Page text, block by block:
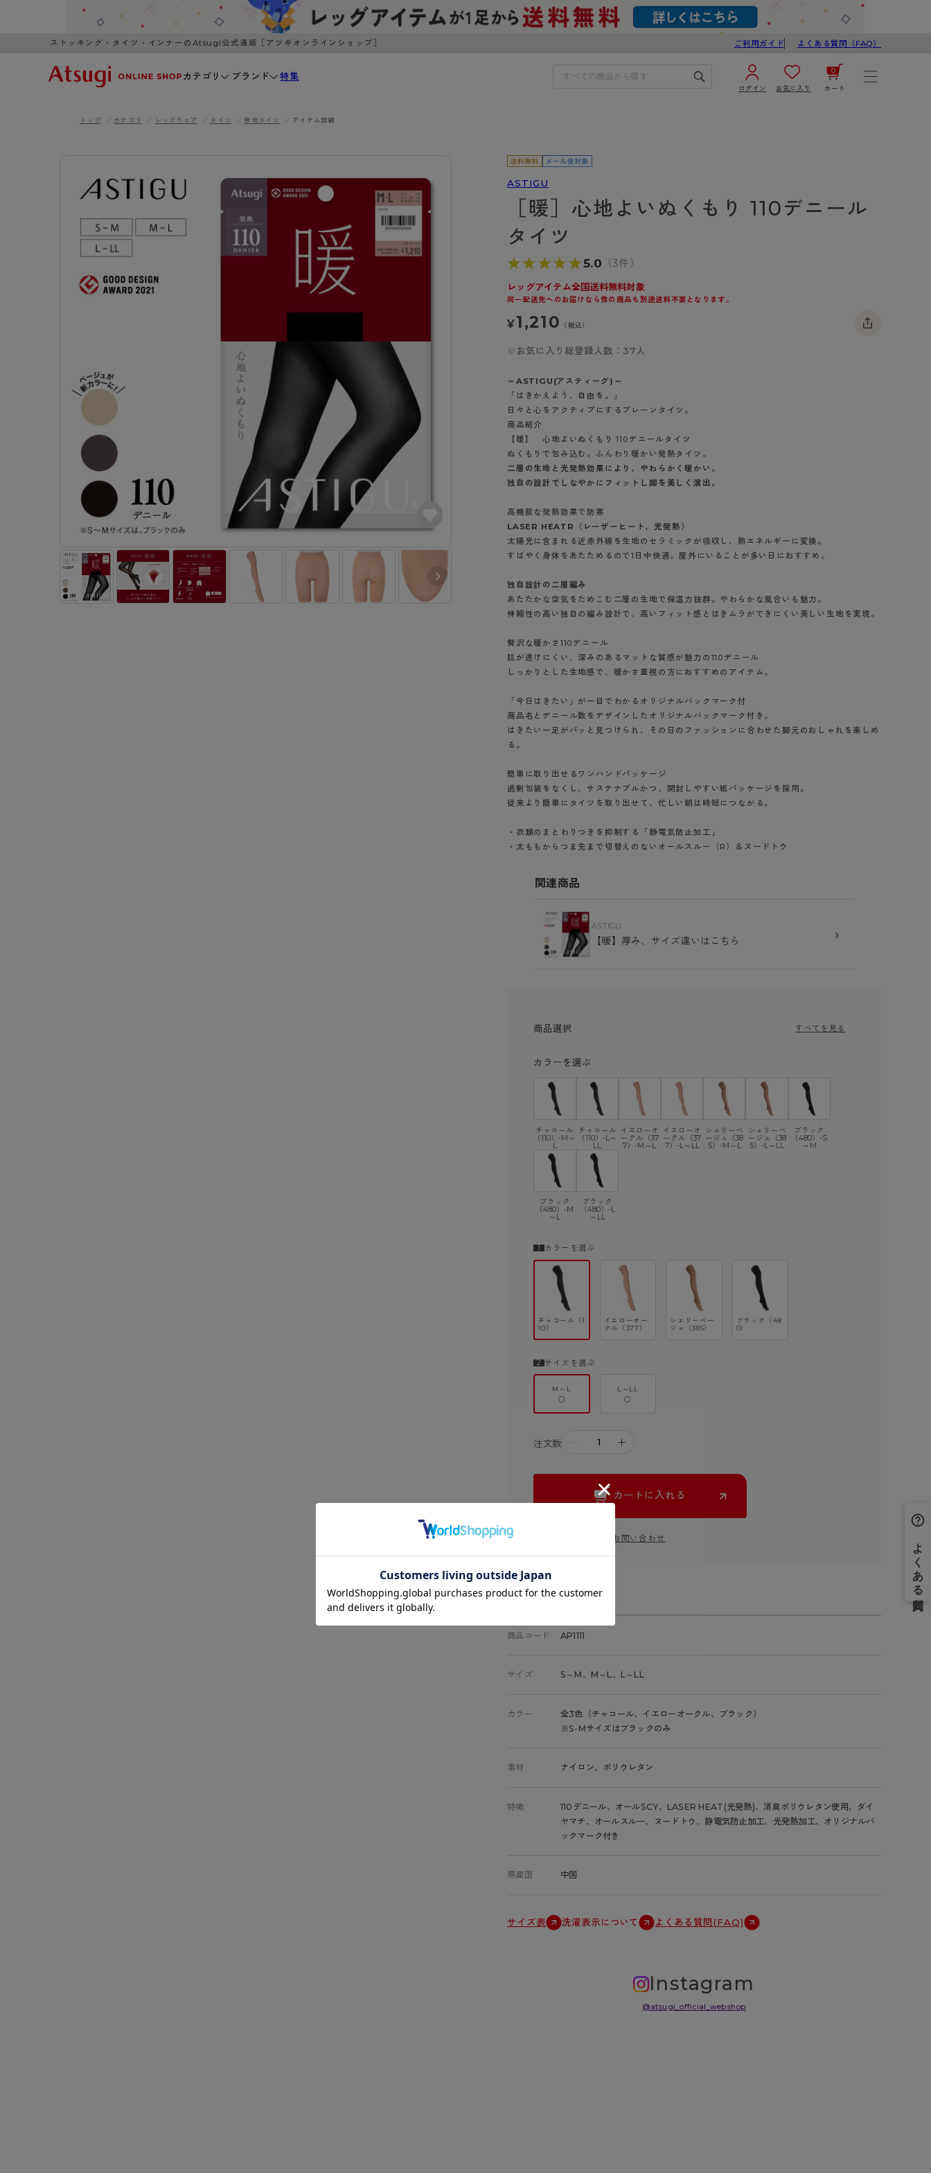
ストッキング・タイツ・インナーのAtsugi公式通販［アツギオンラインショップ］ ご利用ガイド よくある質問（FAQ）
カテゴリ
WOMEN MEN KIDS
カテゴリから探す
ストッキング
- 無地ストッキング
- 柄ストッキング
- ショート丈ストッキング
- 無地タイツ
- 柄タイツ
- ひざ下丈タイツ
ソックス・靴下
レギンス・スパッツ
ブラジャー
- ノンワイヤーブラ
- ワイヤーブラ
- ブラトップ
ショーツ
- サニタリーショーツ
- ガードル・補正ショーツ
肌着・インナー
- 長袖（七分袖以上）
- タンクトップ
- カップ付きインナー
ライフスタイルウェア
アクティブ・スポーツ
レッグウエア
ソックス・靴下
クルー・レギュラー丈ソックス
スニーカー丈・くるぶし丈ソックス
ハイソックス
インナーウエア
メンズパンツ
ボクサー
トランクス
Tバック・ビキニ
肌着・インナー
トップス
ルームウェア・パジャマ
レッグウエア
タイツ
ソックス・靴下
クルー・レギュラー丈ソックス
スニーカー丈・くるぶし丈ソックス
ハイソックス
インナーウエア
ブラジャー
ノンワイヤーブラ
ワイヤーブラ
ショーツ
ブランド
AZGI アスティーグ クリアビューティアクティブ
hotto comfort Atsugi COLORS
みんなの、みんなの。 CLINICAL
特集
ログイン お気に入り カート
0
3,980円以上のご購入で送料無料
WOMEN KIDS
カテゴリから探す
ストッキング
- パンティ部レスストッキング
タイツ
- 無地タイツ
- 柄タイツ
- ひざ下丈タイツ
- 着圧タイツ
ソックス・靴下
レギンス・スパッツ
インナーウェア
ショーツ
- レギュラーショーツ
- サニタリーショーツ
- ガードル・補正ショーツ
肌着・インナー
- 長袖（七分袖以上）
- タンクトップ
- カップ付きインナー
アクティブ・スポーツ
- スポーツブラ
- スポーツトップス
- スポーツボトムス
雑貨・小物
クルー・レギュラー丈ソックス
スニーカー丈・くるぶし丈ソックス
メンズパンツ
ボクサー
トランクス
肌着・インナー
ライフスタイルウェア
ボトムス
トップス
ルームウェア・パジャマ
ソックス・靴下
クルー・レギュラー丈ソックス
ハイソックス
スクールソックス
ブラジャー
ノンワイヤーブラ
ワイヤーブラ
ショーツ
レギュラーショーツ
サニタリーショーツ
ボクサー
ブランドから探す
アスティーグ
フェイクタイツ
Atsugi COLORS
スクールタイム
みんなの、みんなの。
CLINICAL
ハイジュニ
ブランド一覧へ
商品選びのお手伝い
お悩み別ガードル
ブラジャー特集
私に似合う、ストッキング選び
タイツの選び方
ご利用ガイド
はじめての方へ
よくある質問（FAQ）
サイズ表
返品・交換について
お問い合わせについて
トップ カテゴリ レッグウェア タイツ 無地タイツ アイテム詳細
イエローオーク
ル（377）
シェリーベージ
ュ（385）
ブラック（480）
ASTIGU
［暖］心地よいぬくもり 110デニール
タイツ
★★★★★
★★★★★5.0 （3件）
レッグアイテム全国送料無料対象
同一配送先へのお届けなら他の商品も別途送料不要となります。
¥1,210 （税込）
お気に入り総登録人数：37人
～ASTIGU(アスティーグ)～
「はきかえよう、自由を。」
日々と心をアクティブにするプレーンタイツ。
商品紹介
【暖】 心地よいぬくもり 110デニールタイツ
ぬくもりで包み込む。ふんわり暖かい発熱タイツ。
二層の生地と光発熱効果により、やわらかく暖かい。
独自の設計でしなやかにフィットし脚を美しく演出。
高機能な発熱効果で防寒
LASER HEATR（レーザーヒート、光発熱）
太陽光に含まれる近赤外線を生地のセラミックが吸収し、熱エネルギーに変換。
すばやく身体をあたためるので1日中快適。屋外にいることが多い日におすすめ。
独自設計の二層編み
あたたかな空気をためこむ二層の生地で保温力抜群。やわらかな風合いも魅力。
伸縮性の高い独自の編み設計で、高いフィット感とはきムラができにくい美しい生地を実現。
贅沢な暖かさ110デニール
肌が透けにくい、深みのあるマットな質感が魅力の110デニール
しっかりとした生地感で、暖かさ重視の方におすすめのアイテム。
「今日はきたい」が一目でわかるオリジナルバックマーク付
商品名とデニール数をデザインしたオリジナルバックマーク付き。
はきたい一足がパッと見つけられ、その日のファッションに合わせた脚元のおしゃれを楽しめ
る。
簡単に取り出せるワンハンドパッケージ
過剰包装をなくし、サステナブルかつ、開封しやすい紙パッケージを採用。
従来より簡単にタイツを取り出せて、忙しい朝は時短につながる。
・衣類のまとわりつきを抑制する「静電気防止加工」
・太ももからつま先まで切替えのないオールスルー（R）＆ヌードトウ
関連商品
ASTIGU
【暖】厚み、サイズ違いはこちら ›
商品選択 すべてを見る
カラーを選ぶ
チャコール
（110）-M～
L
チャコール
（110）-L～
LL
イエローオ
ークル（37
7）-M～L
イエローオ
ークル（37
7）-L～LL
シェリーベ
ージュ（38
5）-M～L
シェリーベ
ージュ（38
5）-L～LL
ブラック
（480）-S
～M
ブラック
（480）-M
～L
ブラック
（480）-L
～LL
カラーを選ぶ
チャコール（1
10）
イエローオー
クル（377）
シェリーベー
ジュ（385）
ブラック（48
0）
サイズを選ぶ
M～L
○
L～LL
○
注文数 ＋
カートに入れる
この商品に関するお問い合わせ
商品詳細
商品コード AP1111
サイズ S～M、M～L、L～LL
カラー
全3色（チャコール、イエローオークル、ブラック）
※S-Mサイズはブラックのみ
素材 ナイロン、ポリウレタン
特徴
110デニール、オールSCY、LASER HEAT(光発熱)、消臭ポリウレタン使用、ダイ
ヤマチ、オールスルー、ヌードトウ、静電気防止加工、光発熱加工、オリジナルバ
ックマーク付き
原産国 中国
サイズ表 洗濯表示について よくある質問(FAQ)
Instagram
@atsugi_official_webshop